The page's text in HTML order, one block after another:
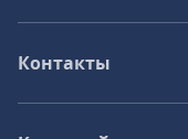
Контакты